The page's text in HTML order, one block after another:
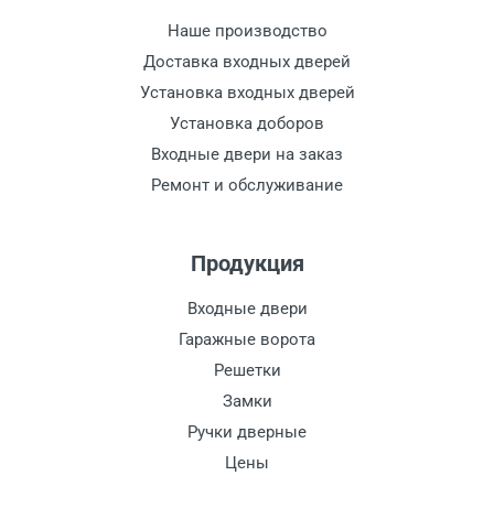
Наше производство
Доставка входных дверей
Установка входных дверей
Установка доборов
Входные двери на заказ
Ремонт и обслуживание
Продукция
Входные двери
Гаражные ворота
Решетки
Замки
Ручки дверные
Цены